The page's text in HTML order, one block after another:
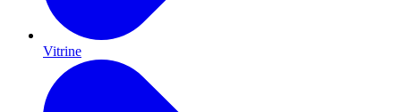
Vitrine